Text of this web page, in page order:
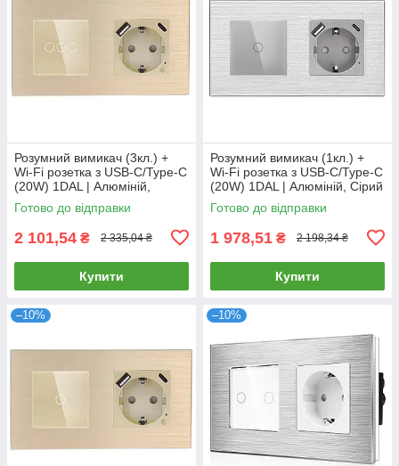
Розумний вимикач (3кл.) +
Wi-Fi розетка з USB-C/Type-C
(20W) 1DAL | Алюміній,
Золото (A157-GSW3G.WF-
STUTC.WF.GD)
Готово до відправки
2 101,54 ₴ 2 335,04 ₴
Купити
Розумний вимикач (1кл.) +
Wi-Fi розетка з USB-C/Type-C
(20W) 1DAL | Алюміній, Сірий
(A157-GSW1G.WF-
STUTC.WF.GR)
Готово до відправки
1 978,51 ₴ 2 198,34 ₴
Купити
–10% –10%